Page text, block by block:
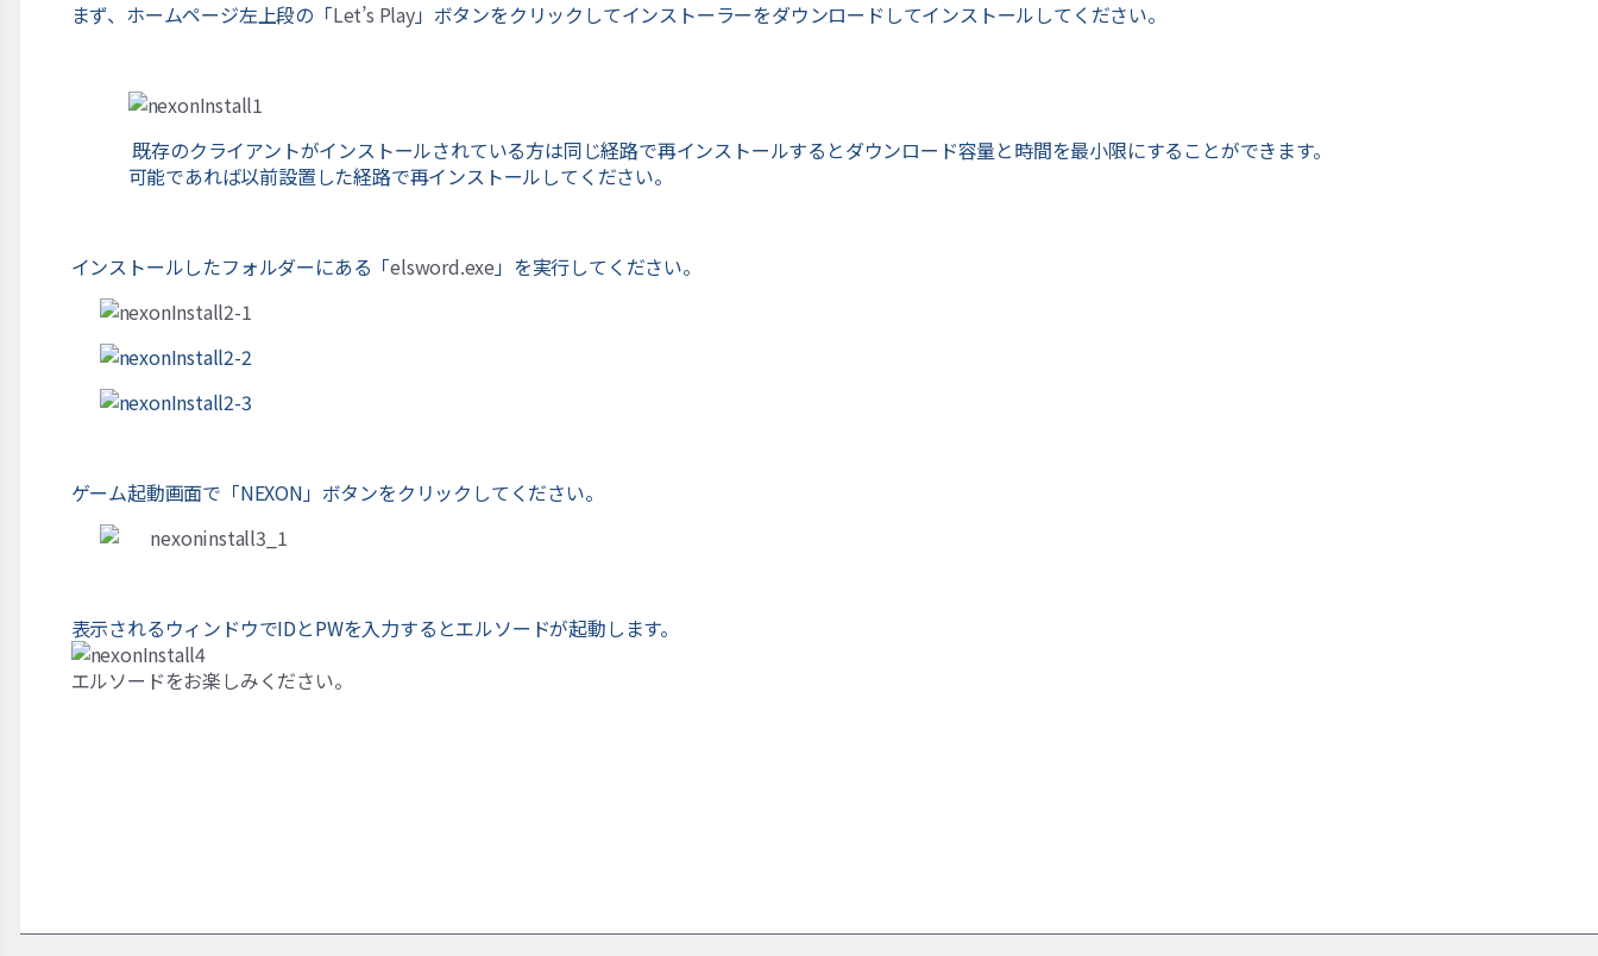
まず、ホームページ左上段の「Let’s Play」ボタンをクリックしてインストーラーをダウンロードしてインストールしてください。
既存のクライアントがインストールされている方は同じ経路で再インストールするとダウンロード容量と時間を最小限にすることができます。
可能であれば以前設置した経路で再インストールしてください。
インストールしたフォルダーにある「elsword.exe」を実行してください。
ゲーム起動画面で「NEXON」ボタンをクリックしてください。
表示されるウィンドウでIDとPWを入力するとエルソードが起動します。
エルソードをお楽しみください。